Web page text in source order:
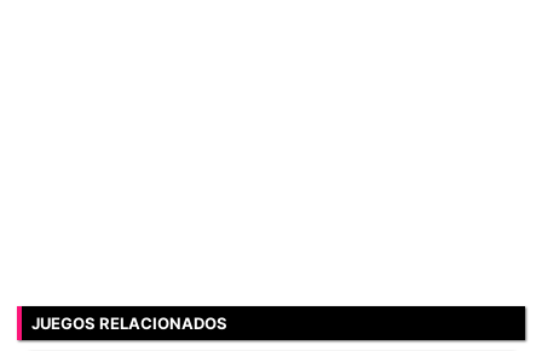
JUEGOS RELACIONADOS